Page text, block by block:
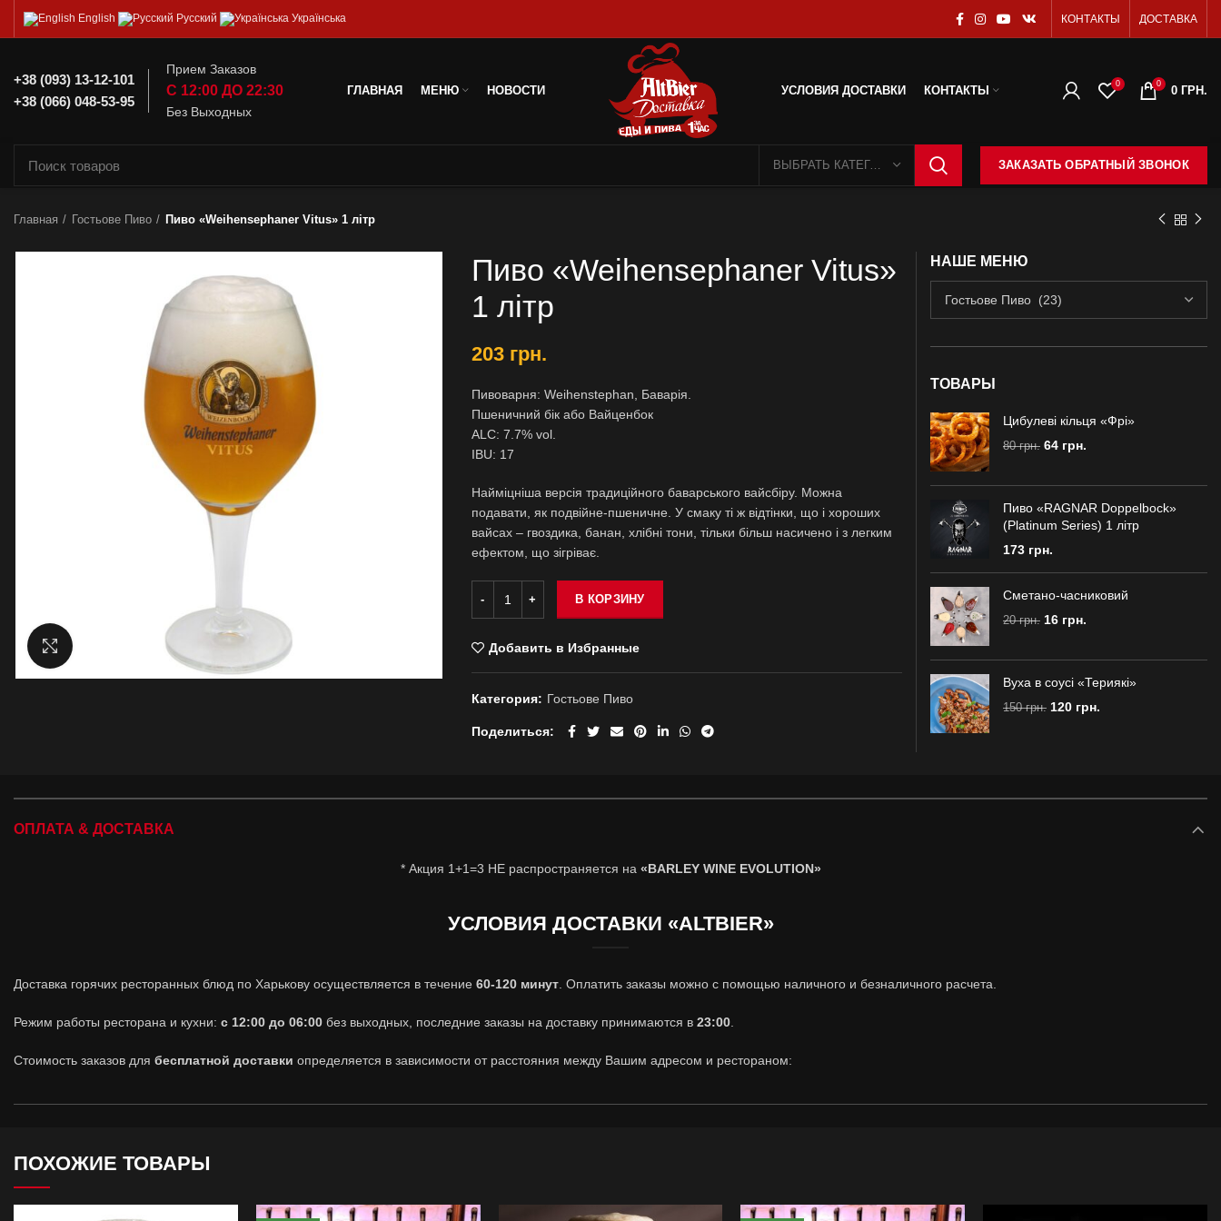
English Русский Українська КОНТАКТЫ ДОСТАВКА
+38 (093) 13-12-101
+38 (066) 048-53-95
Прием Заказов
С 12:00 ДО 22:30
Без Выходных
ГЛАВНАЯ МЕНЮ НОВОСТИ УСЛОВИЯ ДОСТАВКИ КОНТАКТЫ
0 0
0 ГРН.
ВЫБРАТЬ КАТЕГОРИЮ ЗАКАЗАТЬ ОБРАТНЫЙ ЗВОНОК
Главная Гостьове Пиво Пиво «Weihensephaner Vitus» 1 лiтр
Пиво «Weihensephaner Vitus»
1 лiтр
203 грн.
Пивоварня: Weihenstephan, Баварія.
Пшеничний бік або Вайценбок
ALC: 7.7% vol.
IBU: 17
Найміцніша версія традиційного баварського вайсбіру. Можна
подавати, як подвійне-пшеничне. У смаку ті ж відтінки, що і хороших
вайсах – гвоздика, банан, хлібні тони, тільки більш насичено і з легким
ефектом, що зігріває.
В КОРЗИНУ
Добавить в Избранные
Категория: Гостьове Пиво
Поделиться
НАШЕ МЕНЮ
ТОВАРЫ
Цибулеві кільця «Фрi»
80грн. 64 грн.
Пиво «RAGNAR Doppelbock»
(Platinum Series) 1 лiтр
173 грн.
Сметано-часниковий
20грн. 16 грн.
Вуха в соусi «Териякi»
150грн. 120 грн.
ОПЛАТА & ДОСТАВКА
* Акция 1+1=3 НЕ распространяется на «BARLEY WINE EVOLUTION»
УСЛОВИЯ ДОСТАВКИ «ALTBIER»
Доставка горячих ресторанных блюд по Харькову осуществляется в течение 60-120 минут . Оплатить заказы можно с помощью наличного и безналичного расчета.
Режим работы ресторана и кухни: с 12:00 до 06:00 без выходных, последние заказы на доставку принимаются в 23:00
Стоимость заказов для бесплатной доставки определяется в зависимости от расстояния между Вашим адресом и рестораном:
до 5 км
БЕСПЛАТНАЯ ДОСТАВКА МИН. ЗАКАЗ 250 ГРН.
до 10 км до 15 км
ПОХОЖИЕ ТОВАРЫ